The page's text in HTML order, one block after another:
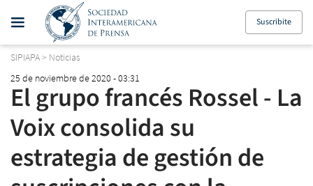
Suscribite
SIPIAPA> Noticias
25 de noviembre de 2020 - 03:31
El grupo francés Rossel - La
Voix consolida su
estrategia de gestión de